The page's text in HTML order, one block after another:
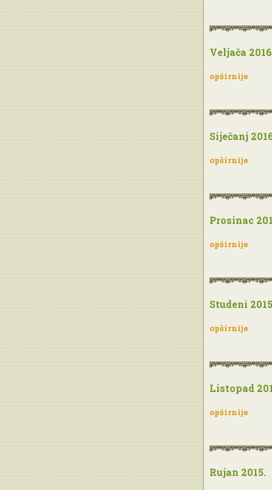
Veljača
opširnije
Siječanj
opširnije
Prosinac
opširnije
Studeni
opširnije
Listopad
opširnije
Rujan 2015.